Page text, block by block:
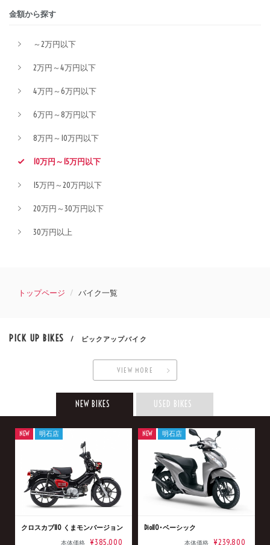
金額から探す
～2万円以下
2万円～4万円以下
4万円～6万円以下
6万円～8万円以下
8万円～10万円以下
10万円～15万円以下
15万円～20万円以下
20万円～30万円以下
30万円以上
トップページ バイク一覧
PICK UP BIKES / ピックアップバイク
VIEW MORE
NEW BIKES USED BIKES
クロスカブ110 くまモンバージョン
本体価格 ¥385,000
NEW 明石店
Dio110･ベーシック
本体価格 ¥239,800
NEW 明石店